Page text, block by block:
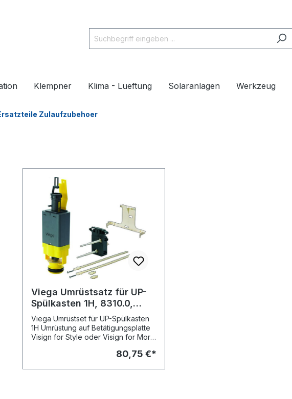
Klempner Klima - Lueftung Solaranlagen Werkzeug
Zulaufzubehoer
Viega Umrüstsatz für UP-
Spülkasten 1H, 8310.0,
611224, aus Kunststoff
Viega Umrüstset für UP-Spülkasten
1H Umrüstung auf Betätigungsplatte
Visign for Style oder Visign for More
vorn - 2-Mengen-Spültechnik80,75 €*